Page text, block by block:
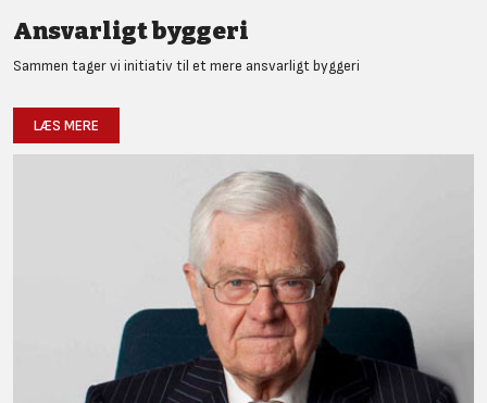
Ansvarligt byggeri
Sammen tager vi initiativ til et mere ansvarligt byggeri
LÆS MERE